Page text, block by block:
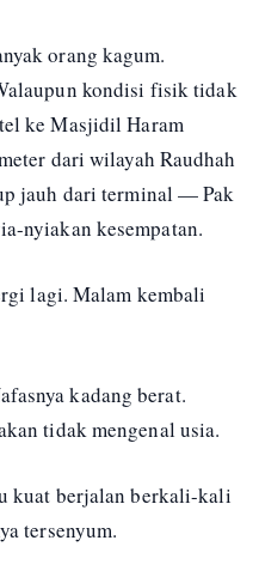
orang kagum.
kondisi fisik tidak
ke Masjidil Haram
dari wilayah Raudhah
jauh dari terminal — Pak
nyiakan kesempatan.
lagi. Malam kembali
kadang berat.
tidak mengenal usia.
kuat berjalan berkali-kali
tersenyum.